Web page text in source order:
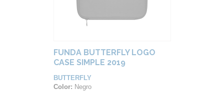
FUNDA BUTTERFLY LOGO
CASE SIMPLE 2019
BUTTERFLY
Color: Negro